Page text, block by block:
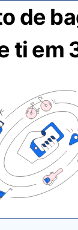
de
ti em